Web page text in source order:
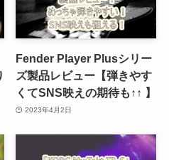
Fender Player Plusシリー
ズ製品レビュー【弾きやす
くてSNS映えの期待も↑↑ 】
2023年4月2日